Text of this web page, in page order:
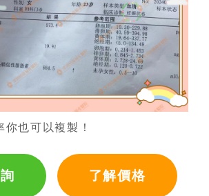
也可以複製！
了解價格